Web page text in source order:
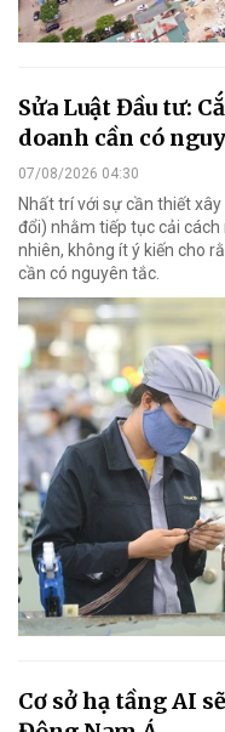
Sửa Luật Đầu tư:
doanh cần có
07/08/2026 04:30
Nhất trí với sự cần thiết
đổi) nhằm tiếp tục cải
nhiên, không ít ý kiến cho
cần có nguyên tắc.
Cơ sở hạ tầng AI